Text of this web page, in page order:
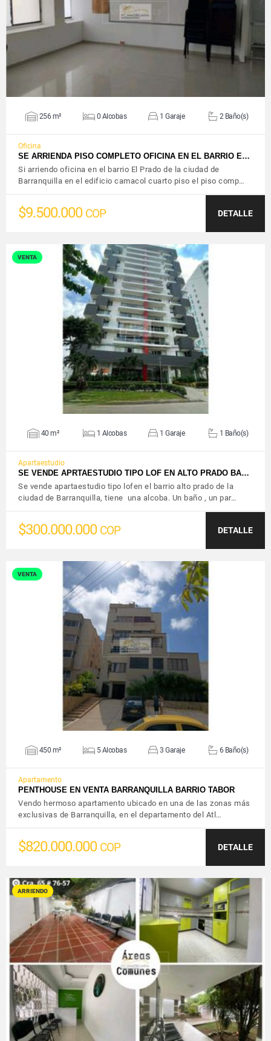
VER DETALLES
256 m² 0 Alcobas 1 Garaje 2 Baño(s)
Oficina
SE ARRIENDA PISO COMPLETO OFICINA EN EL BARRIO E…
Si arriendo oficina en el barrio El Prado de la ciudad de
Barranquilla en el edificio camacol cuarto piso el piso comp…
$9.500.000 COP DETALLE
VENTA
VER DETALLES
40 m² 1 Alcobas 1 Garaje 1 Baño(s)
Apartaestudio
SE VENDE APRTAESTUDIO TIPO LOF EN ALTO PRADO BA…
Se vende apartaestudio tipo lofen el barrio alto prado de la
ciudad de Barranquilla, tiene una alcoba. Un baño , un par…
$300.000.000 COP DETALLE
VENTA
VER DETALLES
450 m² 5 Alcobas 3 Garaje 6 Baño(s)
Apartamento
PENTHOUSE EN VENTA BARRANQUILLA BARRIO TABOR
Vendo hermoso apartamento ubicado en una de las zonas más
exclusivas de Barranquilla, en el departamento del Atl…
$820.000.000 COP DETALLE
ARRIENDO
VER DETALLES